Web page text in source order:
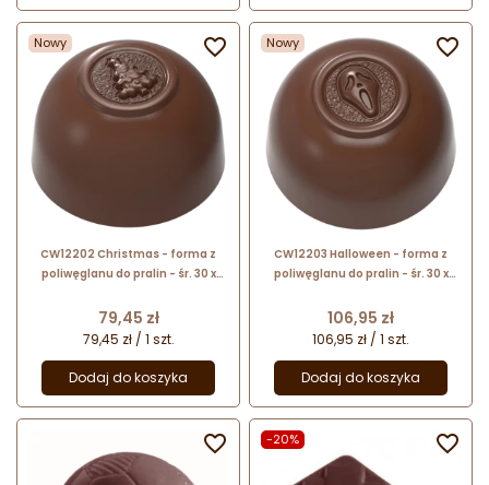
Nowy
CW12202 Christmas - forma z
poliwęglanu do pralin - śr. 30 x
Chocolate World
Cena
79,45 zł
79,45 zł / 1 szt.
Dodaj do koszyka
 Nowy
CW12203 Halloween - forma z
poliwęglanu do pralin - śr. 30 x
Chocolate World
Cena
106,95 zł
106,95 zł / 1 szt.
Dodaj do koszyka

 -20% 